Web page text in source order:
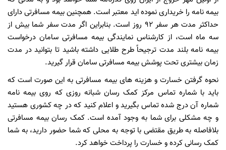
بیمه نامه را خریداری نموده اید معتبر است. همچنین بیمه مسافرتی دارای
حداکثر مدت هر سفر 92 روز است. بنابراین اگر مدت سفر شما بیش از
سه ماه است، از کارشناس نمایندگی بیمه مسافرتی سامان درخواست
بیمه نامه بلند مدت ترجیحاً طرح طلایی داشته باشید تا بتوانید در مدت
زمان بیشتری تحت پوشش بیمه مسافرتی سامان قرار گیرید.
نحوه گرفتن خسارت و هزینه های بیمه مسافرتی به این صورت است که
باید با شماره تماس مرکز کمک رسان شبانه روزی که روی بیمه نامه
شماره آن درج شده تماس بگیرید و اعلام کنید که در چه کشوری هستید
و چه مشکلی برای شما به وجود آمده است. کمک رسان بیمه مسافرتی
بلافاصله به طریق مقتضی با توجه به محلی که شما حضور دارید، به شما
کمک رسانی کرده و خسارت را پرداخت خواهد کرد.